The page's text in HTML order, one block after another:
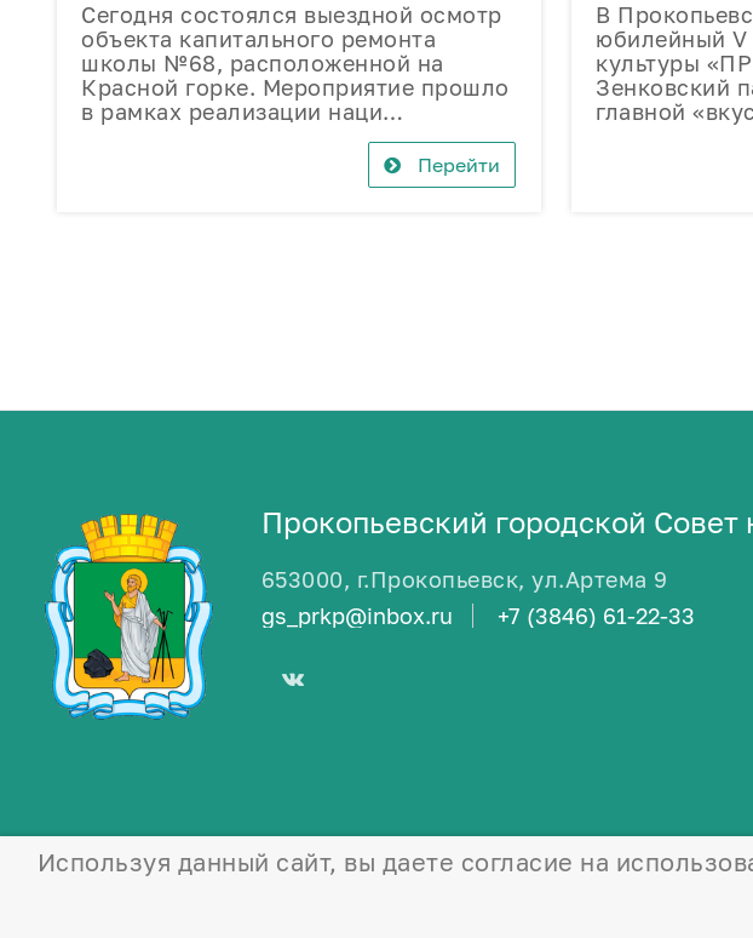
Сегодня состоялся выездной осмотр
объекта капитального ремонта
школы №68, расположенной на
Красной горке. Мероприятие прошло
в рамках реализации наци…
Перейти
В
юбилейный V
культуры
Зенковский
главной
Используя данный сайт, вы даете согласие на
Прокопьевский городской Совет
653000, г.Прокопьевск, ул.Артема 9
gs_prkp@inbox.ru
+7 (3846) 61-22-33